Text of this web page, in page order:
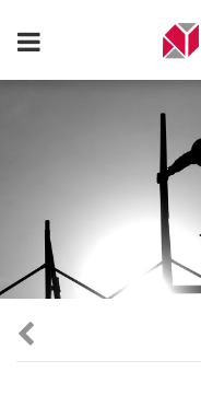
Toggle
navigation